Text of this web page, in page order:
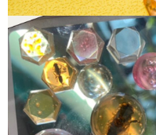
隱
私
權
及
資
訊
安
全